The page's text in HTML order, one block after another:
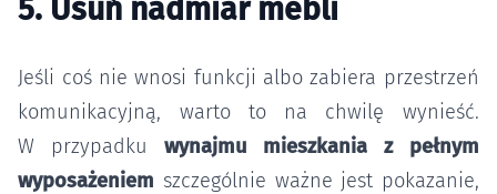
5. Usuń nadmiar mebli
Jeśli coś nie wnosi funkcji albo zabiera przestrzeń
komunikacyjną, warto to na chwilę wynieść.
W przypadku wynajmu mieszkania z pełnym
wyposażeniem szczególnie ważne jest pokazanie,